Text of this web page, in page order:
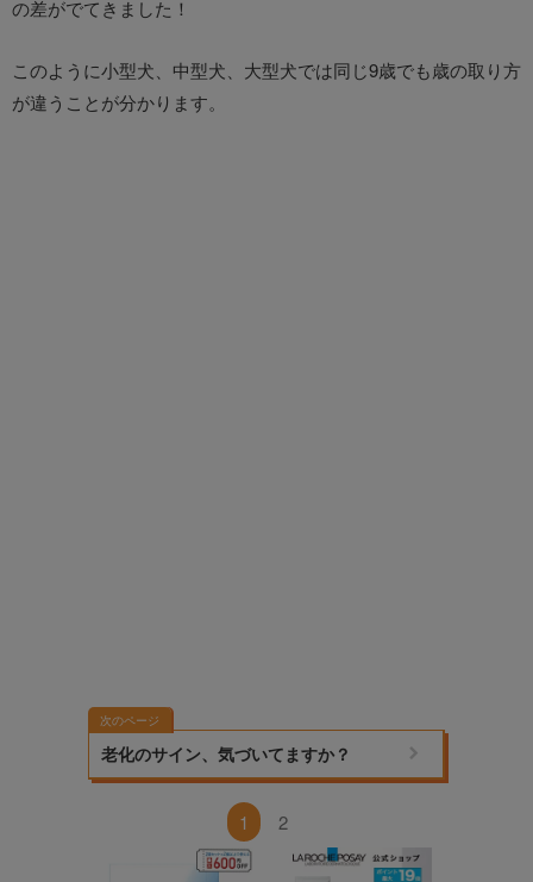
の差がでてきました！
このように小型犬、中型犬、大型犬では同じ9歳でも歳の取り方
が違うことが分かります。
次のページ
老化のサイン、気づいてますか？
1 2